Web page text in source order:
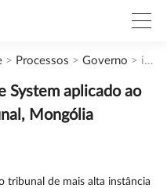
> Processos > Governo > itc Full Digital Conference System aplicado ao projeto do Supremo Tribunal, Mongólia
System aplicado ao
Mongólia
tribunal de mais alta instância